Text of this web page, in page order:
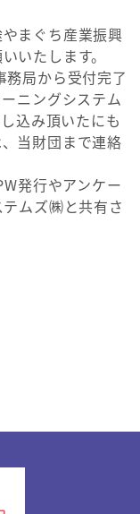
まぐち産業振興
いたします。
務局から受付完了
ニングシステム
込み頂いたにも
当財団まで連絡
発行やアンケー
ムズ㈱と共有さ